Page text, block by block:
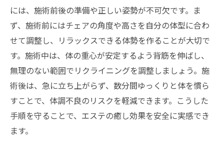
には、施術前後の準備や正しい姿勢が不可欠です。ま
ず、施術前にはチェアの角度や高さを自分の体型に合わ
せて調整し、リラックスできる体勢を作ることが大切で
す。施術中は、体の重心が安定するよう背筋を伸ばし、
無理のない範囲でリクライニングを調整しましょう。施
術後は、急に立ち上がらず、数分間ゆっくりと体を慣ら
すことで、体調不良のリスクを軽減できます。こうした
手順を守ることで、エステの癒し効果を安全に実感でき
ます。